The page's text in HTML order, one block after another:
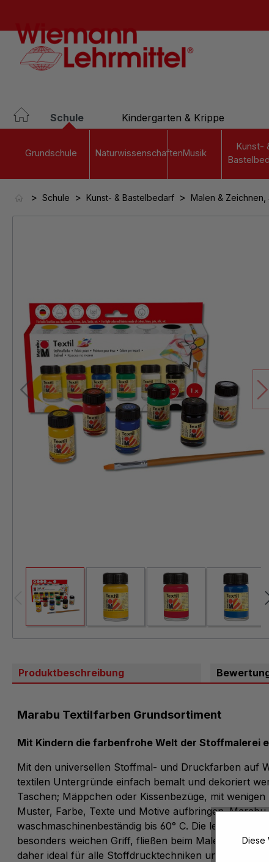
Schule Kindergarten & Krippe
Grundschule NaturwissenschaftenMusik
Kunst-
> Schule > Kunst- & Bastelbedarf > Malen & Zeichnen,
Produktbeschreibung
Marabu Textilfarben Grundsortiment
Mit Kindern die farbenfrohe Welt der Stoffmalerei
Mit den universellen Stoffmal- und Druckfarben auf
textilen Untergründe einfach bemalt und dekoriert
Taschen; Mäppchen oder Kissenbezüge, mit
Muster, Farbe, Texte und Motive aufbringen.
waschmaschinenbeständig bis 60° C. Die leicht
besonders weichen Griff, fließen beim Malen nicht in
daher ideal für alle Stoffdrucktechniken und für das
Diese